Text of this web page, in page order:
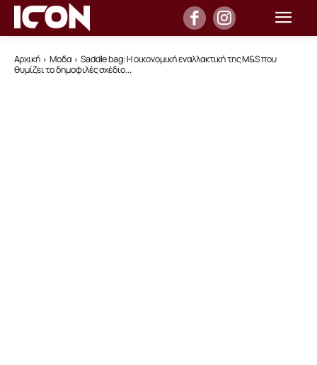
Αρχική Μοδα
Saddle bag: Η οικονομική εναλλακτική της M&S που
θυμίζει το δημοφιλές σχέδιο...